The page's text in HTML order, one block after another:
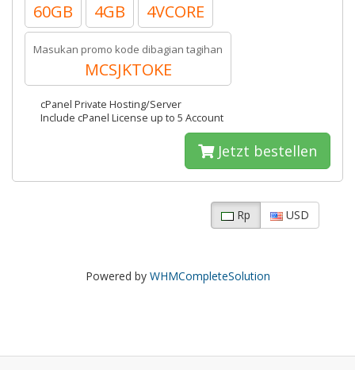
60GB 4GB 4VCORE
Masukan promo kode dibagian tagihan
MCSJKTOKE
cPanel Private Hosting/Server
Include cPanel License up to 5 Account
Jetzt bestellen
Rp USD
Powered by WHMCompleteSolution